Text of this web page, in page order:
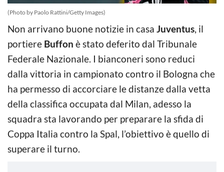
(Photo by Paolo Rattini/Getty Images)
Non arrivano buone notizie in casa Juventus, il
portiere Buffon è stato deferito dal Tribunale
Federale Nazionale. I bianconeri sono reduci
dalla vittoria in campionato contro il Bologna che
ha permesso di accorciare le distanze dalla vetta
della classifica occupata dal Milan, adesso la
squadra sta lavorando per preparare la sfida di
Coppa Italia contro la Spal, l’obiettivo è quello di
superare il turno.